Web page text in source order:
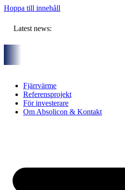
Hoppa till innehåll
Latest news:
Fjärrvärme
Referensprojekt
För investerare
Om Absolicon & Kontakt